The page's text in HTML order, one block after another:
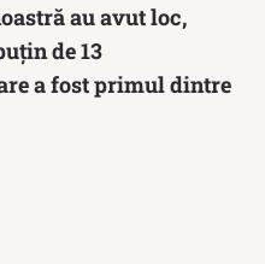
au avut loc,
de 13
a fost primul dintre